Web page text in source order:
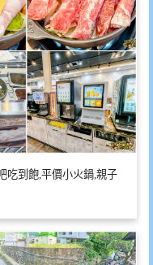
吃到飽,平價小火鍋,親子